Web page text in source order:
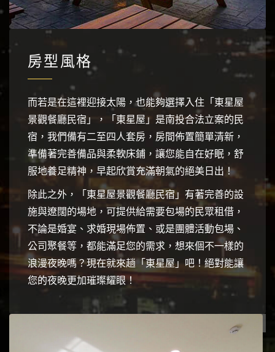
房型風格
而若是在這裡迎接太陽，也能夠選擇入住「東星屋
景觀餐廳民宿」，「東星屋」是南投合法立案的民
宿，我們備有二至四人套房，房間佈置簡單清新，
準備著完善備品與柔軟床鋪，讓您能自在好眠，舒
服地養足精神，早起欣賞充滿朝氣的絕美日出！
除此之外，「東星屋景觀餐廳民宿」有著完善的設
施與遼闊的場地，可提供給需要包場的民眾租借，
不論是婚宴、求婚現場佈置、或是團體活動包場、
公司聚餐等，都能滿足您的需求，想來個不一樣的
浪漫夜晚嗎？現在就來趟「東星屋」吧！絕對能讓
您的夜晚更加璀璨耀眼！